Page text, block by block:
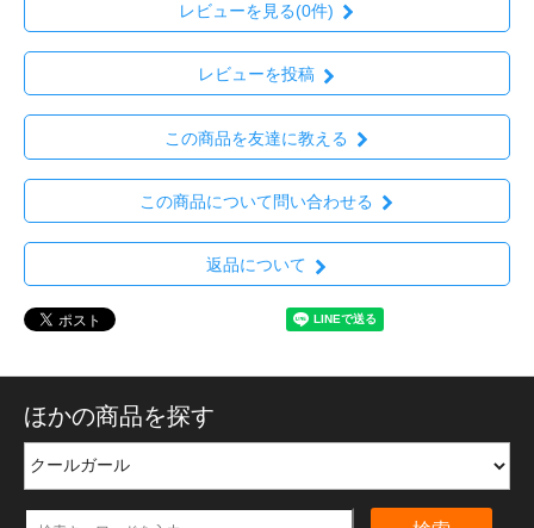
レビューを見る(0件)
レビューを投稿
この商品を友達に教える
この商品について問い合わせる
返品について
ほかの商品を探す